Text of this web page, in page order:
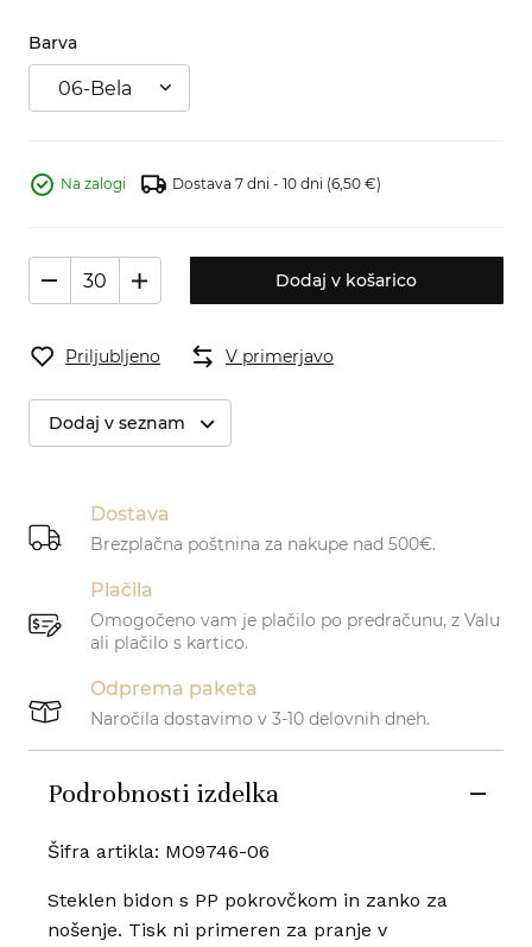
Barva
06-Bela
Na zalogi Dostava 7 dni - 10 dni (6,50 €)
Dodaj v košarico
Priljubljeno V primerjavo
Dodaj v seznam
Dostava
Brezplačna poštnina za nakupe nad 500€.
Plačila
Omogočeno vam je plačilo po predračunu, z Valu
ali plačilo s kartico.
Odprema paketa
Naročila dostavimo v 3-10 delovnih dneh.
Podrobnosti izdelka
Šifra artikla: MO9746-06
Steklen bidon s PP pokrovčkom in zanko za
nošenje. Tisk ni primeren za pranje v